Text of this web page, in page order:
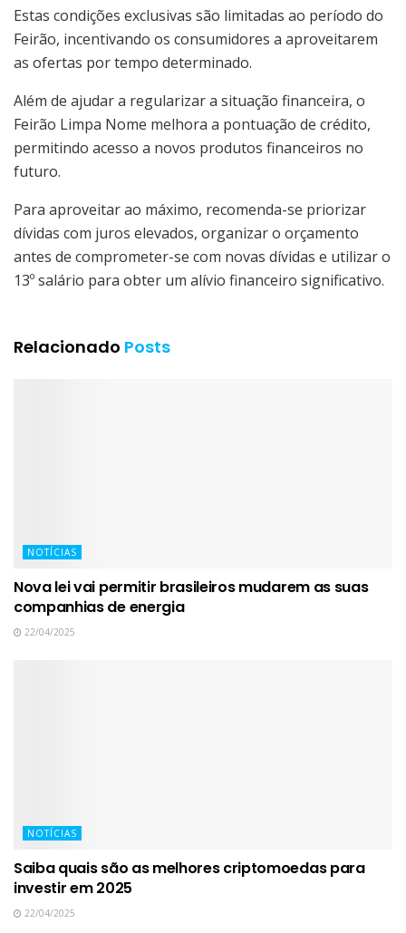
Estas condições exclusivas são limitadas ao período do
Feirão, incentivando os consumidores a aproveitarem
as ofertas por tempo determinado.
Além de ajudar a regularizar a situação financeira, o
Feirão Limpa Nome melhora a pontuação de crédito,
permitindo acesso a novos produtos financeiros no
futuro.
Para aproveitar ao máximo, recomenda-se priorizar
dívidas com juros elevados, organizar o orçamento
antes de comprometer-se com novas dívidas e utilizar o
13º salário para obter um alívio financeiro significativo.
Relacionado Posts
NOTÍCIAS
Nova lei vai permitir brasileiros mudarem as suas
companhias de energia
22/04/2025
NOTÍCIAS
Saiba quais são as melhores criptomoedas para
investir em 2025
22/04/2025